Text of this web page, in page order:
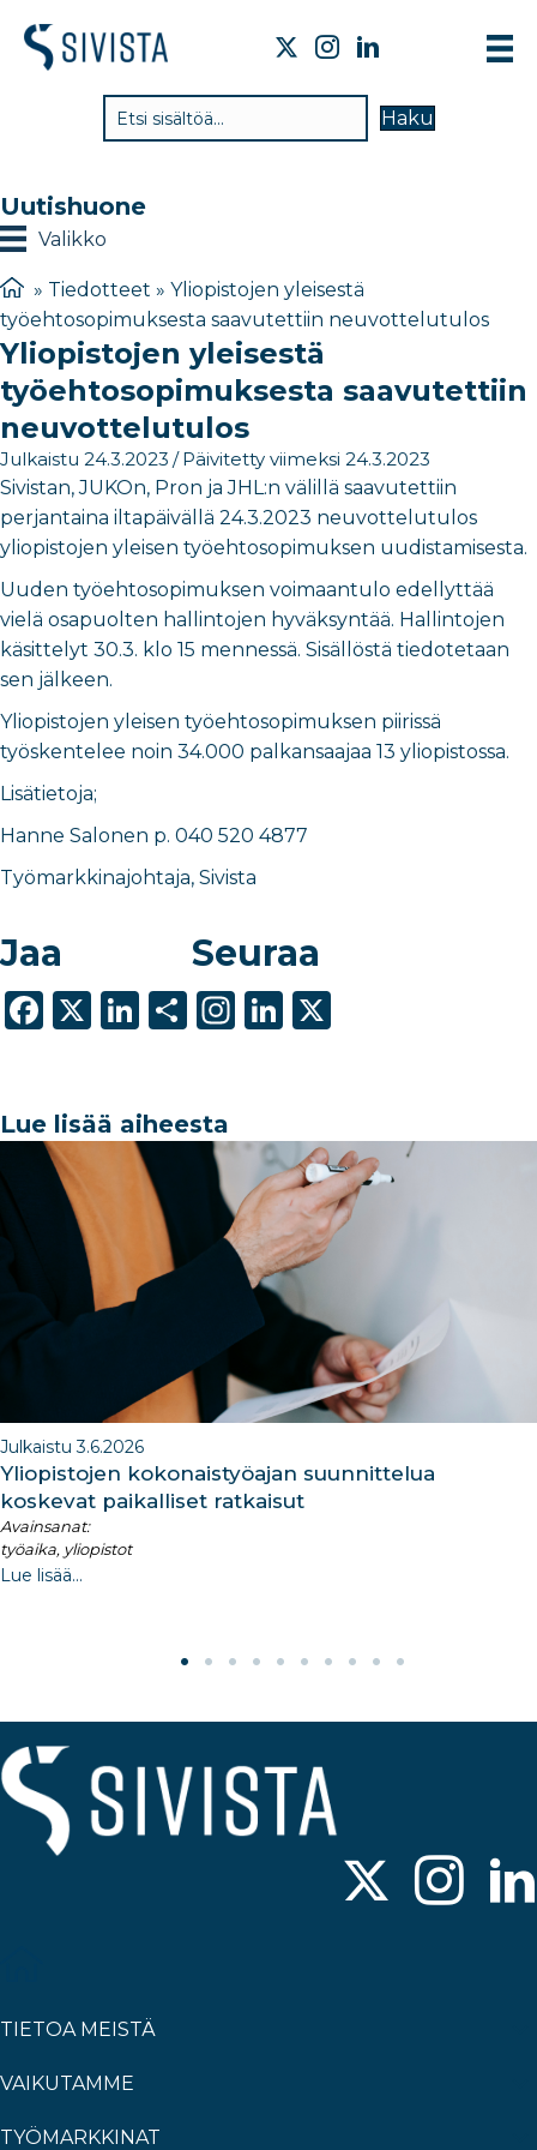
Haku
Uutishuone
Valikko
» Tiedotteet » Yliopistojen yleisestä
työehtosopimuksesta saavutettiin neuvottelutulos
Yliopistojen yleisestä
työehtosopimuksesta saavutettiin
neuvottelutulos
Julkaistu 24.3.2023 / Päivitetty viimeksi 24.3.2023
Sivistan, JUKOn, Pron ja JHL:n välillä saavutettiin
perjantaina iltapäivällä 24.3.2023 neuvottelutulos
yliopistojen yleisen työehtosopimuksen uudistamisesta.
Uuden työehtosopimuksen voimaantulo edellyttää
vielä osapuolten hallintojen hyväksyntää. Hallintojen
käsittelyt 30.3. klo 15 mennessä. Sisällöstä tiedotetaan
sen jälkeen.
Yliopistojen yleisen työehtosopimuksen piirissä
työskentelee noin 34.000 palkansaajaa 13 yliopistossa.
Lisätietoja;
Hanne Salonen p. 040 520 4877
Työmarkkinajohtaja, Sivista
Jaa
F
e
b
o
X
Li
e
dI
n
S
e
Seuraa
In
ra
m
Li
dI
n
Lue lisää aiheesta
Julkaistu 3.6.2026
Yliopistojen kokonaistyöajan suunnittelua
koskevat paikalliset ratkaisut
Avainsanat:
työaika, yliopistot
Lue lisää...
TIETOA MEISTÄ
VAIKUTAMME
TYÖMARKKINAT